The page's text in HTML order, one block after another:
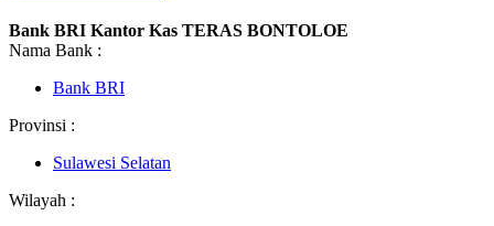
Bank BRI Kantor Kas TERAS BONTOLOE
Nama Bank :
Bank BRI
Provinsi :
Sulawesi Selatan
Wilayah :